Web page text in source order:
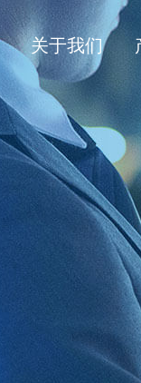
关于我们